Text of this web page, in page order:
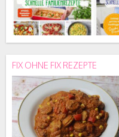
FIX OHNE FIX REZEPTE